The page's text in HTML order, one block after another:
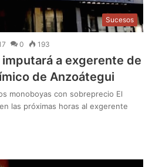
Sucesos
0 193
a exgerente de
de Anzoátegui
monoboyas con sobreprecio El
las próximas horas al exgerente